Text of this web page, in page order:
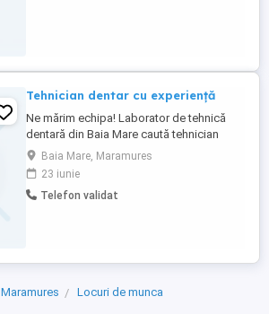
Tehnician dentar cu experiență
Ne mărim echipa! Laborator de tehnică
dentară din Baia Mare caută tehnician
dentar cu experiență în stratificare
ceramică și compozit. Dacă pasiunea ta
este estetica dentară și îți dorești să
lucrezi într-un mediu profesionist, alături
Baia Mare, Maramures
23 iunie
Telefon validat
Maramures
Locuri de munca